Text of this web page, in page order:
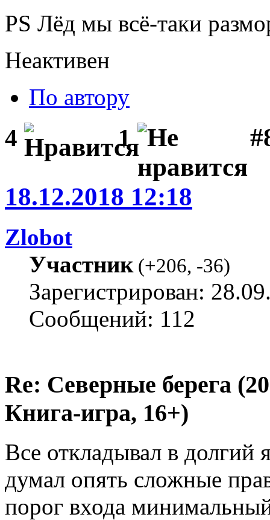
PS Лёд мы всё-таки
Неактивен
По автору
4 1
18.12.2018 12:18
Zlobot
Участник(+206, -36)
Зарегистрирован:
Сообщений: 112
Re: Северные берега
Книга-игра, 16+)
Все откладывал в долгий
думал опять сложные
порог входа